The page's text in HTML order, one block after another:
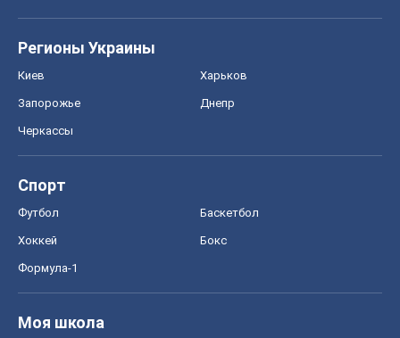
Регионы Украины
Киев Харьков
Запорожье Днепр
Черкассы
Спорт
Футбол Баскетбол
Хоккей Бокс
Формула-1
Моя школа